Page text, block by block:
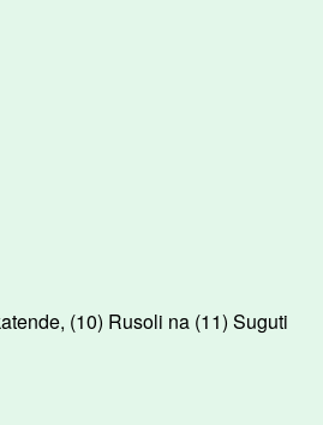
(10) Rusoli na (11) Suguti